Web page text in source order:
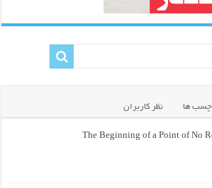
ها نظر کاربران
The Beginning of a Point of No